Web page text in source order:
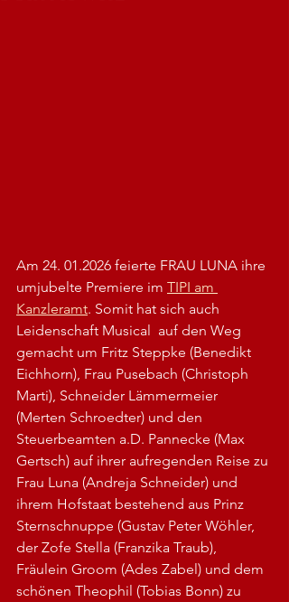
Am 24. 01.2026 feierte FRAU LUNA ihre
umjubelte Premiere im TIPI am
Kanzleramt. Somit hat sich auch
Leidenschaft Musical  auf den Weg
gemacht um Fritz Steppke (Benedikt
Eichhorn), Frau Pusebach (Christoph
Marti), Schneider Lämmermeier
(Merten Schroedter) und den
Steuerbeamten a.D. Pannecke (Max
Gertsch) auf ihrer aufregenden Reise zu
Frau Luna (Andreja Schneider) und
ihrem Hofstaat bestehend aus Prinz
Sternschnuppe (Gustav Peter Wöhler,
der Zofe Stella (Franzika Traub),
Fräulein Groom (Ades Zabel) und dem
schönen Theophil (Tobias Bonn) zu